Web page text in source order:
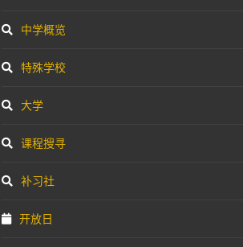
中学概览
特殊学校
大学
课程搜寻
补习社
开放日